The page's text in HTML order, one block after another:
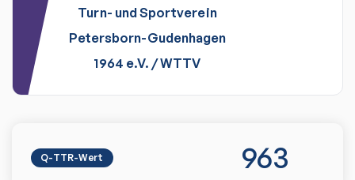
Turn- und Sportverein
Petersborn-Gudenhagen
1964 e.V. /WTTV
Q-TTR-Wert 963